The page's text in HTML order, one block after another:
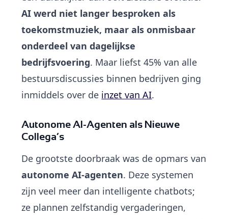
AI werd niet langer besproken als
toekomstmuziek, maar als onmisbaar
onderdeel van dagelijkse
bedrijfsvoering. Maar liefst 45% van alle
bestuursdiscussies binnen bedrijven ging
inmiddels over de inzet van AI.
Autonome AI-Agenten als Nieuwe
Collega’s
De grootste doorbraak was de opmars van
autonome AI-agenten. Deze systemen
zijn veel meer dan intelligente chatbots;
ze plannen zelfstandig vergaderingen,